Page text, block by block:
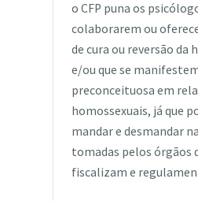
o CFP puna os
colaborarem ou
de cura ou reversão da
e/ou que se
preconceituosa em
homossexuais, já que
mandar e desmandar
tomadas pelos órgãos
fiscalizam e